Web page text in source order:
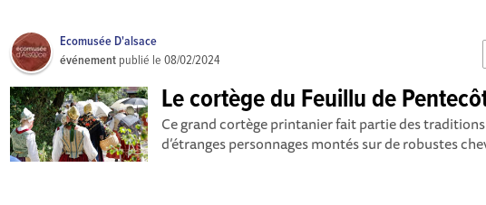
Ecomusée D'alsace
événement publié le08/02/2024
Le cortège du Feuillu de
Ce grand cortège printanier fait partie des
d’étranges personnages montés sur de robustes